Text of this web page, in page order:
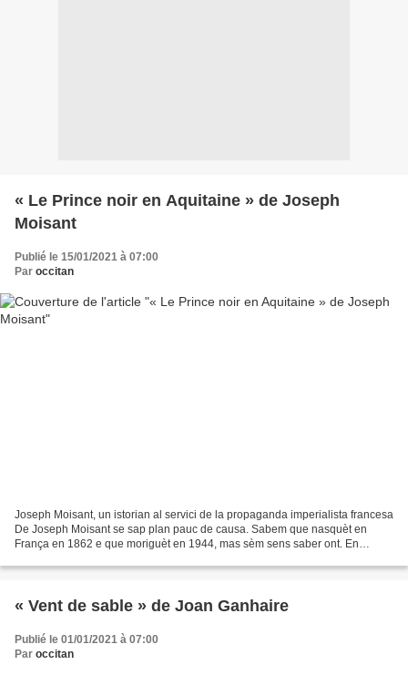
« Le Prince noir en Aquitaine » de Joseph
Moisant
Publié le 15/01/2021 à 07:00
Par occitan
Joseph Moisant, un istorian al servici de la propaganda imperialista francesa
De Joseph Moisant se sap plan pauc de causa. Sabem que nasquèt en
França en 1862 e que moriguèt en 1944, mas sèm sens saber ont. En
« Vent de sable » de Joan Ganhaire
Publié le 01/01/2021 à 07:00
Par occitan